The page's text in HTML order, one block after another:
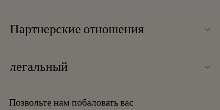
Часто задаваемые вопросы
Контакты
Партнерские отношения
Стать партнером
легальный
Условия и положения для привилегированного участника
Позвольте нам побаловать вас